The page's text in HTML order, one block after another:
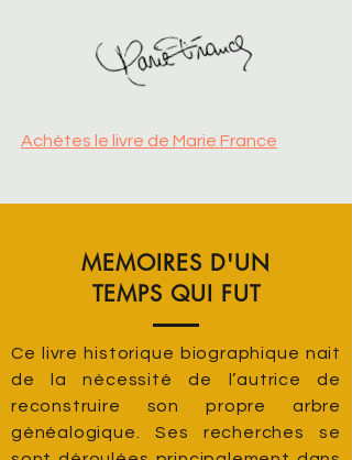
Achètes le livre de Marie France
MEMOIRES D'UN
TEMPS QUI FUT
Ce livre historique biographique nait
de la nécessité de l’autrice de
reconstruire son propre arbre
généalogique. Ses recherches se